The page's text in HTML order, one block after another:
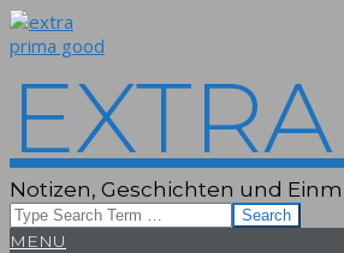
Skip
to
Notizen, Geschichten und
Search
Primary
MENU